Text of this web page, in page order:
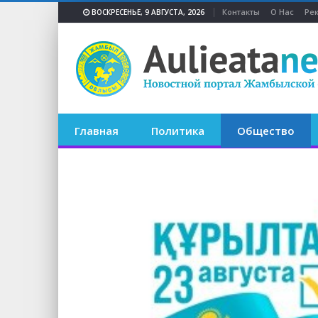
ВОСКРЕСЕНЬЕ, 9 АВГУСТА, 2026 Контакты О Нас
Главная Политика Общество